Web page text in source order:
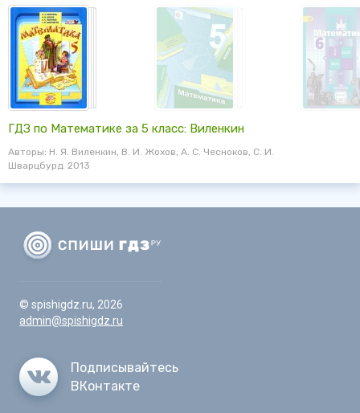
ГДЗ по Математике за 5 класс: Виленкин
Авторы: Н. Я. Виленкин, В. И. Жохов, А. С. Чесноков, С. И.
Шварцбурд. 2013
© spishigdz.ru, 2026
admin@spishigdz.ru
Подписывайтесь
ВКонтакте